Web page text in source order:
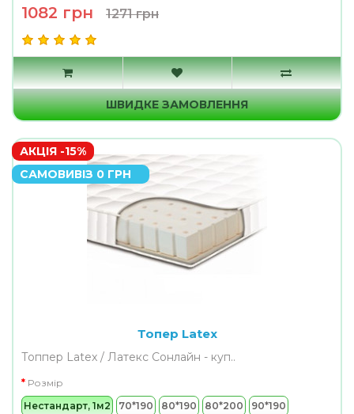
1082 грн 1271 грн
ШВИДКЕ ЗАМОВЛЕННЯ
АКЦІЯ -15%
САМОВИВІЗ 0 ГРН
Топер Latex
Топпер Latex / Латекс Сонлайн - куп..
Розмір
Нестандарт, 1м2
70*190 80*190 80*200 90*190